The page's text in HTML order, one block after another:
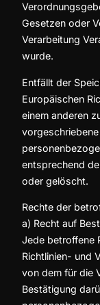
Gesetzen oder
Verarbeitung
wurde.
Entfällt der
Europäischen
einem anderen
entsprechend
oder gelöscht.
Rechte der
a) Recht auf
Jede betroffene
Richtlinien- und
von dem für die
Bestätigung